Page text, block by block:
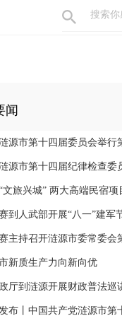
闻
十四届委员会举行第一次全体会议 段晓赛当选市委书记 伍鹤群周杨
市第十四届纪律检查委员会举行第一次
城” 两大高端民宿项目集中签约开工 全力打造“湖湘地区
到人武部开展“八一”建军节走
主持召开涟源市委常委会第二十
新质生产力向新向优
厅到涟源开展财政普法巡
中国共产党涟源市第十四届纪律检查委员会书记、副书